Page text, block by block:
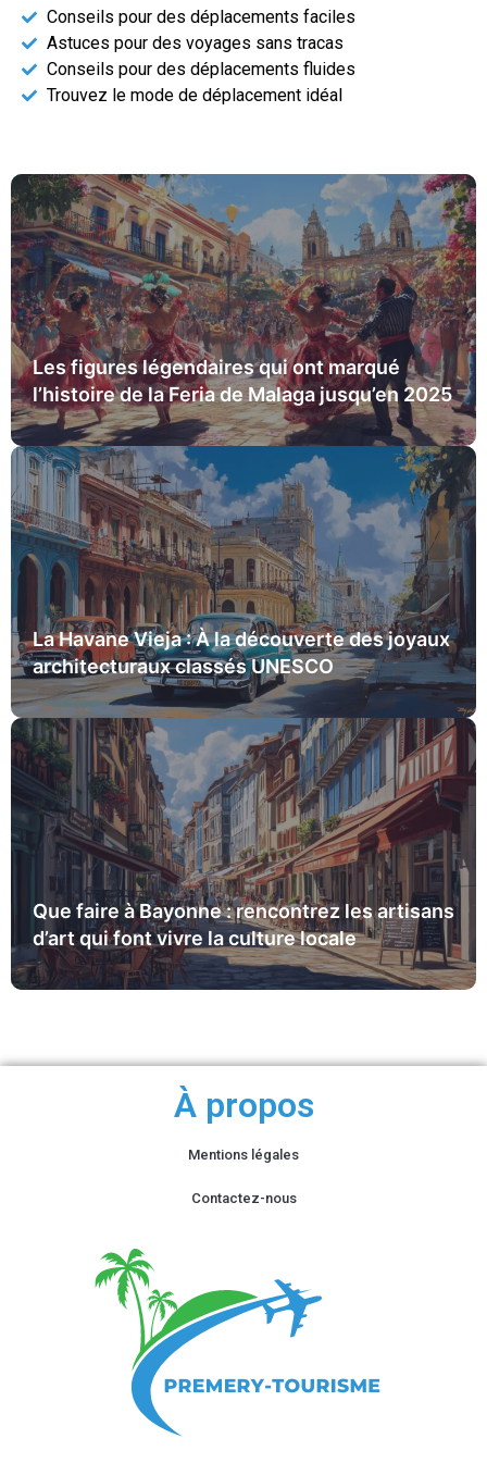
Conseils pour des déplacements faciles
Astuces pour des voyages sans tracas
Conseils pour des déplacements fluides
Trouvez le mode de déplacement idéal
Les figures légendaires qui ont marqué
l’histoire de la Feria de Malaga jusqu’en 2025
La Havane Vieja : À la découverte des joyaux
architecturaux classés UNESCO
Que faire à Bayonne : rencontrez les artisans
d’art qui font vivre la culture locale
À propos
Mentions légales
Contactez-nous